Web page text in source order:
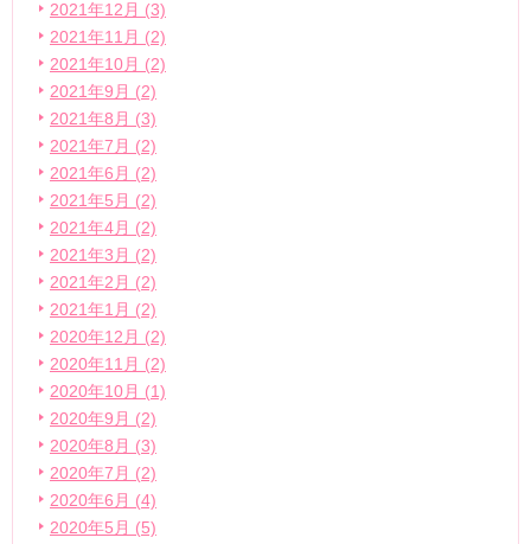
2021年12月 (3)
2021年11月 (2)
2021年10月 (2)
2021年9月 (2)
2021年8月 (3)
2021年7月 (2)
2021年6月 (2)
2021年5月 (2)
2021年4月 (2)
2021年3月 (2)
2021年2月 (2)
2021年1月 (2)
2020年12月 (2)
2020年11月 (2)
2020年10月 (1)
2020年9月 (2)
2020年8月 (3)
2020年7月 (2)
2020年6月 (4)
2020年5月 (5)